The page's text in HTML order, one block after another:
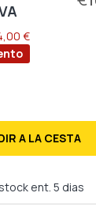
€
ent. 5 dias
A LA CESTA